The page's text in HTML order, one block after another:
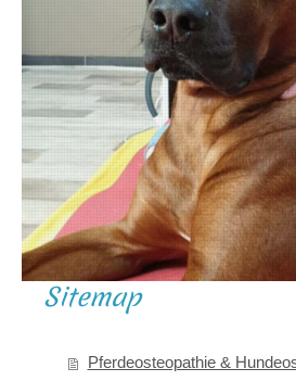
Sitemap
Pferdeosteopathie &